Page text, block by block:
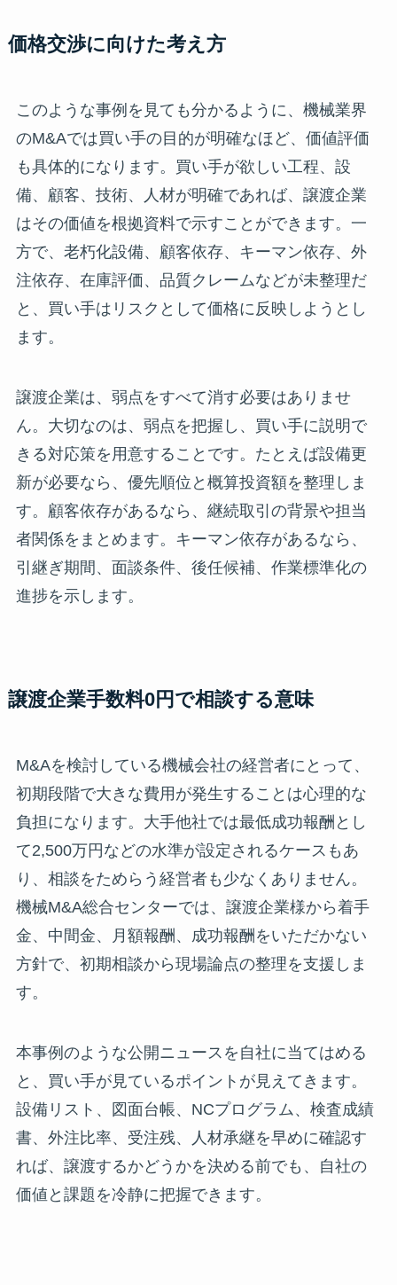
価格交渉に向けた考え方
このような事例を見ても分かるように、機械業界
のM&Aでは買い手の目的が明確なほど、価値評価
も具体的になります。買い手が欲しい工程、設
備、顧客、技術、人材が明確であれば、譲渡企業
はその価値を根拠資料で示すことができます。一
方で、老朽化設備、顧客依存、キーマン依存、外
注依存、在庫評価、品質クレームなどが未整理だ
と、買い手はリスクとして価格に反映しようとし
ます。
譲渡企業は、弱点をすべて消す必要はありませ
ん。大切なのは、弱点を把握し、買い手に説明で
きる対応策を用意することです。たとえば設備更
新が必要なら、優先順位と概算投資額を整理しま
す。顧客依存があるなら、継続取引の背景や担当
者関係をまとめます。キーマン依存があるなら、
引継ぎ期間、面談条件、後任候補、作業標準化の
進捗を示します。
譲渡企業手数料0円で相談する意味
M&Aを検討している機械会社の経営者にとって、
初期段階で大きな費用が発生することは心理的な
負担になります。大手他社では最低成功報酬とし
て2,500万円などの水準が設定されるケースもあ
り、相談をためらう経営者も少なくありません。
機械M&A総合センターでは、譲渡企業様から着手
金、中間金、月額報酬、成功報酬をいただかない
方針で、初期相談から現場論点の整理を支援しま
す。
本事例のような公開ニュースを自社に当てはめる
と、買い手が見ているポイントが見えてきます。
設備リスト、図面台帳、NCプログラム、検査成績
書、外注比率、受注残、人材承継を早めに確認す
れば、譲渡するかどうかを決める前でも、自社の
価値と課題を冷静に把握できます。